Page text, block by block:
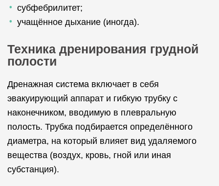
субфебрилитет;
учащённое дыхание (иногда).
Техника дренирования грудной
полости
Дренажная система включает в себя
эвакуирующий аппарат и гибкую трубку с
наконечником, вводимую в плевральную
полость. Трубка подбирается определённого
диаметра, на который влияет вид удаляемого
вещества (воздух, кровь, гной или иная
субстанция).